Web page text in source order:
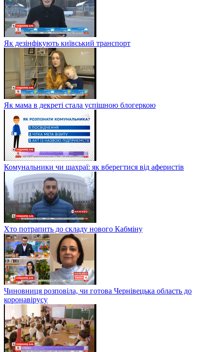
Як дезінфікують київський транспорт
Як мама в декреті стала успішною блогеркою
Комунальники чи шахраї: як вберегтися від аферистів
Хто потрапить до складу нового Кабміну
Чиновниця розповіла, чи готова Чернівецька область до
коронавірусу